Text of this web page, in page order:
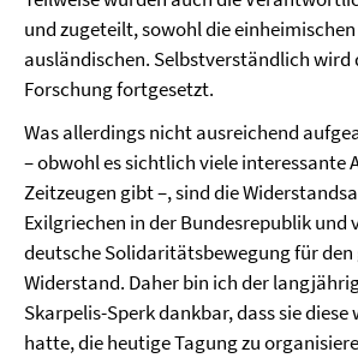
und zugeteilt, sowohl die
ausländischen. Selbstverständlich wird
Forschung fortgesetzt.
Was allerdings nicht ausreichend
– obwohl es sichtlich viele interessante
Zeitzeugen gibt –, sind die
Exilgriechen in der Bundesrepublik und
deutsche Solidaritätsbewegung für den
Widerstand. Daher bin ich der
Skarpelis-Sperk dankbar, dass sie
hatte, die heutige Tagung zu